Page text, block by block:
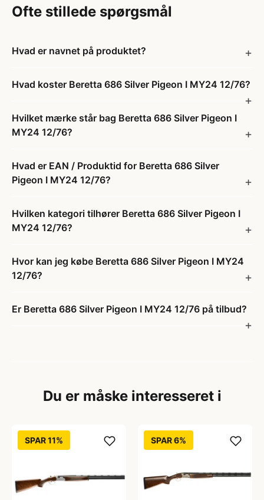
Ofte stillede spørgsmål
Hvad er navnet på produktet?
Hvad koster Beretta 686 Silver Pigeon I MY24 12/76?
Hvilket mærke står bag Beretta 686 Silver Pigeon I
MY24 12/76?
Hvad er EAN / Produktid for Beretta 686 Silver
Pigeon I MY24 12/76?
Hvilken kategori tilhører Beretta 686 Silver Pigeon I
MY24 12/76?
Hvor kan jeg købe Beretta 686 Silver Pigeon I MY24
12/76?
Er Beretta 686 Silver Pigeon I MY24 12/76 på tilbud?
Du er måske interesseret i
SPAR 11% SPAR 6%